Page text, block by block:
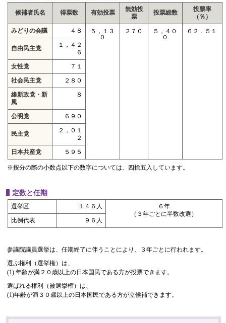
候補者氏名 得票数 有効投票
無効投
票
投票総数
投票率
（％）
みどりの会議
４８
５，１３
０
２７０
５，４０
０
６２．５１
自由民主党
１，４２
６
女性党
７１
社会民主党
２８０
維新政党・新
風
８
公明党 ６９０
民主党
２，０１
２
日本共産党
５９５
※按分の際の小数点以下の数字については、四捨五入しています。
定数と任期
選挙区 １４６人
６年
（３年ごとに半数改選）
比例代表
９６人
参議院議員選挙は、任期終了に伴うことにより、３年ごとに行われます。
選ぶ権利（選挙権）は、
(1) 年齢が満２０歳以上の日本国民である方が投票できます。
選ばれる権利（被選挙権）は、
(1)年齢が満３０歳以上の日本国民である方が立候補できます。